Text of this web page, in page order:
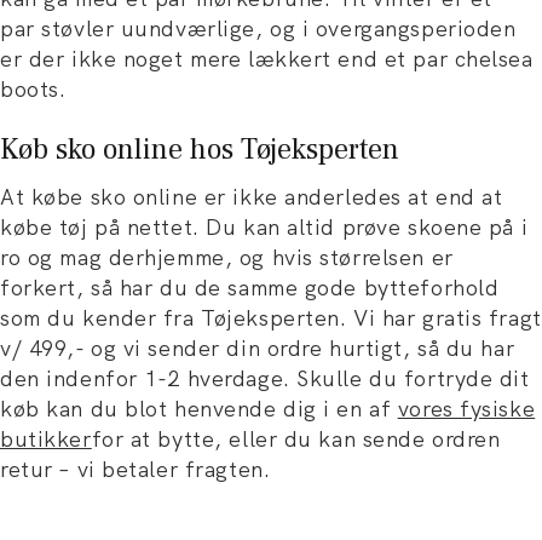
par støvler uundværlige, og i overgangsperioden
er der ikke noget mere lækkert end et par chelsea
boots.
Køb sko online hos Tøjeksperten
At købe sko online er ikke anderledes at end at
købe tøj på nettet. Du kan altid prøve skoene på i
ro og mag derhjemme, og hvis størrelsen er
forkert, så har du de samme gode bytteforhold
som du kender fra Tøjeksperten. Vi har gratis fragt
v/ 499,- og vi sender din ordre hurtigt, så du har
den indenfor 1-2 hverdage. Skulle du fortryde dit
køb kan du blot henvende dig i en af vores fysiske
butikkerfor at bytte, eller du kan sende ordren
retur – vi betaler fragten.